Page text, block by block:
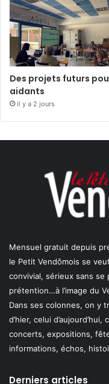
Des projets futurs
aidants
il y a 2 jours
Mensuel gratuit depuis
le Petit Vendômois se
convivial, sérieux sans se
prétention…à l’image du
Dans ses colonnes, on y
d’hier, celui
concerts, expositions,
informations, échos,
Derniers articles